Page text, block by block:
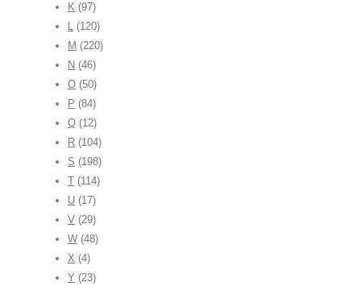
K (97)
L (120)
M (220)
N (46)
O (50)
P (84)
Q (12)
R (104)
S (198)
T (114)
U (17)
V (29)
W (48)
X (4)
Y (23)